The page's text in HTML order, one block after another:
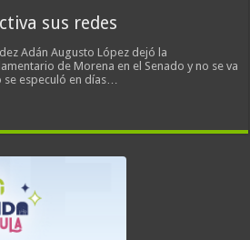
sus redes
Adán Augusto López dejó la
de Morena en el Senado y no se va
se especuló en días…